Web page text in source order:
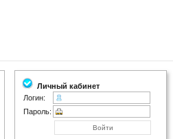
Личный кабинет
Логин:
Пароль: